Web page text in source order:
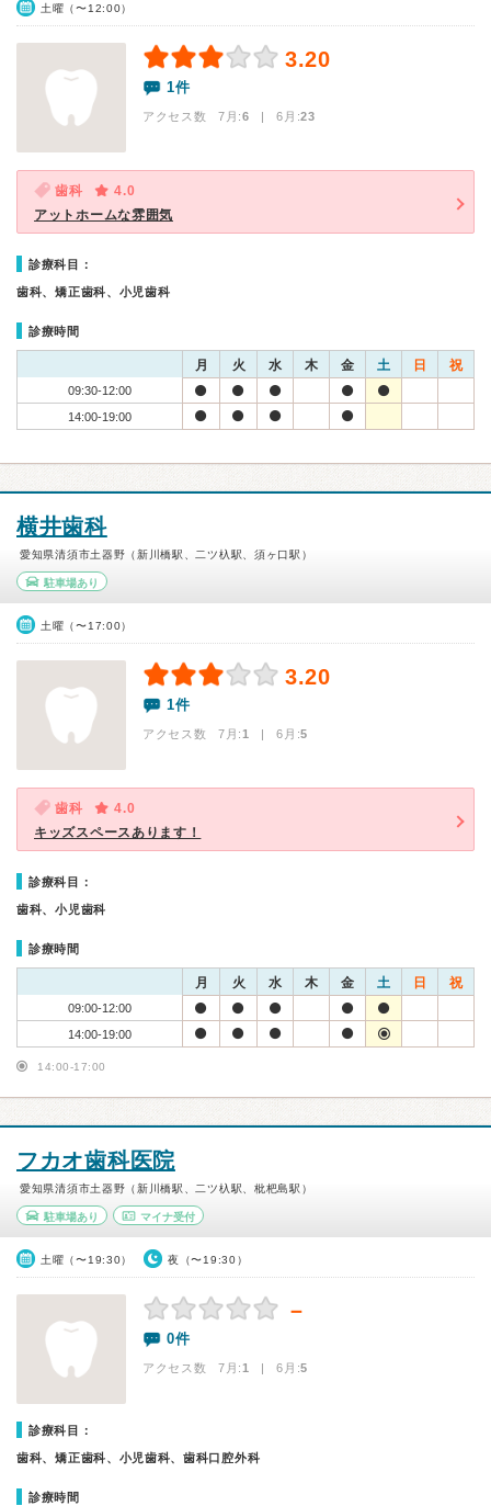
土曜（〜12:00）
3.20
1件
アクセス数 7月:6 | 6月:23
歯科
4.0
アットホームな雰囲気
診療科目：
歯科、矯正歯科、小児歯科
診療時間
月 火 水 木 金 土 日 祝
09:30-12:00
14:00-19:00
横井歯科
愛知県清須市土器野（新川橋駅、二ツ杁駅、須ヶ口駅）
駐車場あり
土曜（〜17:00）
3.20
1件
アクセス数 7月:1 | 6月:5
歯科
4.0
キッズスペースあります！
診療科目：
歯科、小児歯科
診療時間
月 火 水 木 金 土 日 祝
09:00-12:00
14:00-19:00
14:00-17:00
フカオ歯科医院
愛知県清須市土器野（新川橋駅、二ツ杁駅、枇杷島駅）
駐車場あり マイナ受付
土曜（〜19:30） 夜（〜19:30）
－
0件
アクセス数 7月:1 | 6月:5
診療科目：
歯科、矯正歯科、小児歯科、歯科口腔外科
診療時間